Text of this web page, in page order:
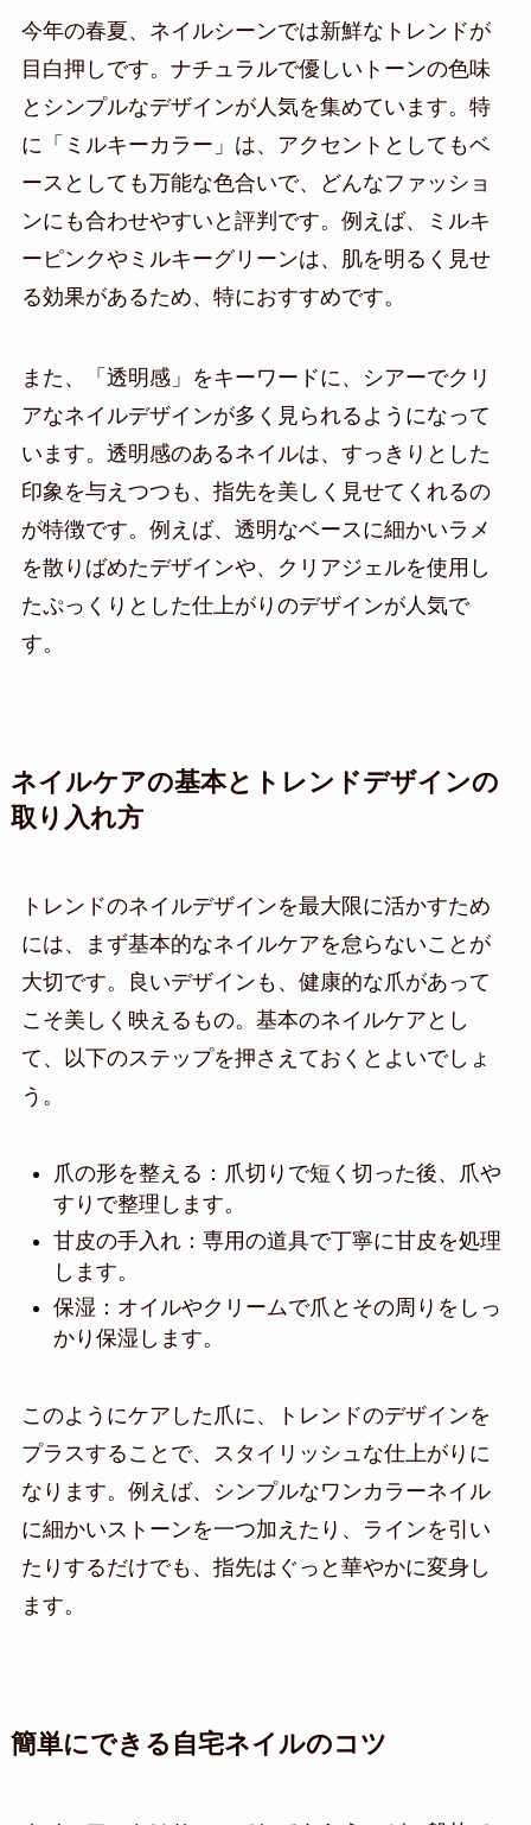
今年の春夏、ネイルシーンでは新鮮なトレンドが
目白押しです。ナチュラルで優しいトーンの色味
とシンプルなデザインが人気を集めています。特
に「ミルキーカラー」は、アクセントとしてもベ
ースとしても万能な色合いで、どんなファッショ
ンにも合わせやすいと評判です。例えば、ミルキ
ーピンクやミルキーグリーンは、肌を明るく見せ
る効果があるため、特におすすめです。
また、「透明感」をキーワードに、シアーでクリ
アなネイルデザインが多く見られるようになって
います。透明感のあるネイルは、すっきりとした
印象を与えつつも、指先を美しく見せてくれるの
が特徴です。例えば、透明なベースに細かいラメ
を散りばめたデザインや、クリアジェルを使用し
たぷっくりとした仕上がりのデザインが人気で
す。
ネイルケアの基本とトレンドデザインの
取り入れ方
トレンドのネイルデザインを最大限に活かすため
には、まず基本的なネイルケアを怠らないことが
大切です。良いデザインも、健康的な爪があって
こそ美しく映えるもの。基本のネイルケアとし
て、以下のステップを押さえておくとよいでしょ
う。
爪の形を整える：爪切りで短く切った後、爪や
すりで整理します。
甘皮の手入れ：専用の道具で丁寧に甘皮を処理
します。
保湿：オイルやクリームで爪とその周りをしっ
かり保湿します。
このようにケアした爪に、トレンドのデザインを
プラスすることで、スタイリッシュな仕上がりに
なります。例えば、シンプルなワンカラーネイル
に細かいストーンを一つ加えたり、ラインを引い
たりするだけでも、指先はぐっと華やかに変身し
ます。
簡単にできる自宅ネイルのコツ